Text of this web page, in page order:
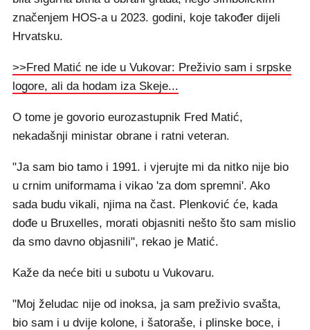
značenjem HOS-a u 2023. godini, koje također dijeli
Hrvatsku.
>>Fred Matić ne ide u Vukovar: Preživio sam i srpske
logore, ali da hodam iza Skeje...
O tome je govorio eurozastupnik Fred Matić,
nekadašnji ministar obrane i ratni veteran.
"Ja sam bio tamo i 1991. i vjerujte mi da nitko nije bio
u crnim uniformama i vikao 'za dom spremni'. Ako
sada budu vikali, njima na čast. Plenković će, kada
dođe u Bruxelles, morati objasniti nešto što sam mislio
da smo davno objasnili", rekao je Matić.
Kaže da neće biti u subotu u Vukovaru.
"Moj želudac nije od inoksa, ja sam preživio svašta,
bio sam i u dvije kolone, i šatoraše, i plinske boce, i